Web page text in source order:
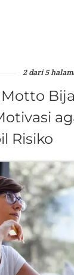
2 dari 5
Risiko